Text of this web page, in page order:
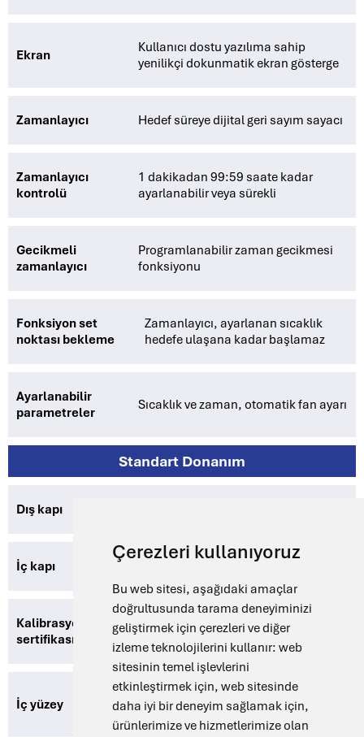
Çerezleri kullanıyoruz
Bu web sitesi, aşağıdaki amaçlar
doğrultusunda tarama deneyiminizi
geliştirmek için çerezleri ve diğer
izleme teknolojilerini kullanır: web
sitesinin temel işlevlerini
etkinleştirmek için, web sitesinde
daha iyi bir deneyim sağlamak için,
ürünlerimize ve hizmetlerimize olan
Ekran
Kullanıcı dostu yazılıma sahip
yenilikçi dokunmatik ekran gösterge
Zamanlayıcı Hedef süreye dijital geri sayım sayacı
Zamanlayıcı
kontrolü
1 dakikadan 99:59 saate kadar
ayarlanabilir veya sürekli
Gecikmeli
zamanlayıcı
Programlanabilir zaman gecikmesi
fonksiyonu
Fonksiyon set
noktası bekleme
Zamanlayıcı, ayarlanan sıcaklık
hedefe ulaşana kadar başlamaz
Ayarlanabilir
parametreler
Sıcaklık ve zaman, otomatik fan ayarı
Standart Donanım
Dış kapı
İç kapı Temperli güvenlik camından iç kapı
Kalibrasyon
sertifikası
+100°C’de kalibrasyon sertifikası
(isteğe bağlı)
İç yüzey
Tüm tarafları paslanmaz çelik AISI
304, kolay temizlenebilir